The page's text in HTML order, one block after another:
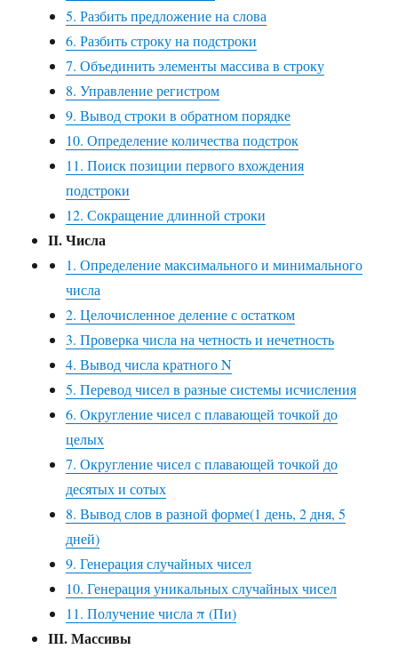
5. Разбить предложение на слова
6. Разбить строку на подстроки
7. Объединить элементы массива в строку
8. Управление регистром
9. Вывод строки в обратном порядке
10. Определение количества подстрок
11. Поиск позиции первого вхождения
подстроки
12. Сокращение длинной строки
II. Числа
1. Определение максимального и минимального
числа
2. Целочисленное деление с остатком
3. Проверка числа на четность и нечетность
4. Вывод числа кратного N
5. Перевод чисел в разные системы исчисления
6. Округление чисел с плавающей точкой до
целых
7. Округление чисел с плавающей точкой до
десятых и сотых
8. Вывод слов в разной форме(1 день, 2 дня, 5
дней)
9. Генерация случайных чисел
10. Генерация уникальных случайных чисел
11. Получение числа π (Пи)
III. Массивы